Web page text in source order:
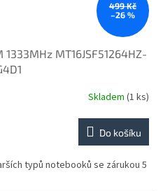
499 Kč
–26 %
MT16JSF51264HZ-
Skladem (1 ks)
Do košíku
typů notebooků se zárukou 5